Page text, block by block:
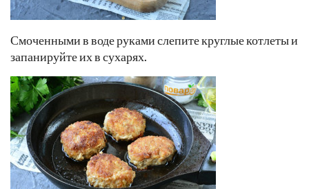
Смоченными в воде руками слепите круглые котлеты и
запанируйте их в сухарях.